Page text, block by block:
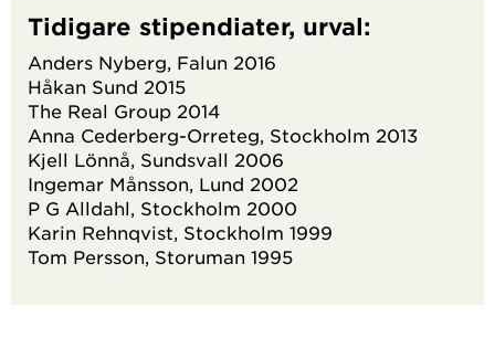
Tidigare stipendiater, urval:
Anders Nyberg, Falun 2016
Håkan Sund 2015
The Real Group 2014
Anna Cederberg-Orreteg, Stockholm 2013
Kjell Lönnå, Sundsvall 2006
Ingemar Månsson, Lund 2002
P G Alldahl, Stockholm 2000
Karin Rehnqvist, Stockholm 1999
Tom Persson, Storuman 1995